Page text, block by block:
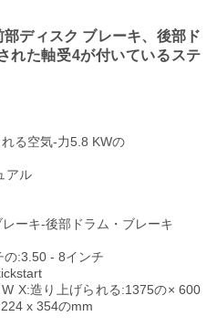
ディスク ブレーキ、後部ド
れた軸受4が付いているステ
る空気-力5.8 KWの
アル
ーキ-後部ドラム・ブレーキ
の:3.50 - 8インチ
X:造り上げられる:1375の× 600
x 354のmm